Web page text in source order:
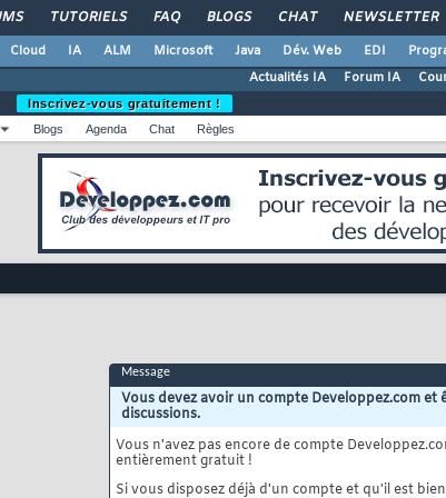
TUTORIELS FAQ BLOGS CHAT NEWSLETTER
Cloud IA ALM Microsoft Java Dév. Web EDI
Actualités IA
Forum IA
Inscrivez-vous gratuitement !
Blogs Agenda Chat Règles
Message
Vous devez avoir un compte Developpez.com
discussions.
Vous n'avez pas encore de compte
entièrement gratuit !
Si vous disposez déjà d'un compte et qu'il est